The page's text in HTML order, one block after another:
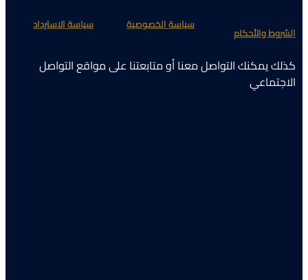
الشروط والأحكام
سياسة الخصوصية​ سياسة الاسترداد​
كذلك يمكنك التواصل معنا أو متابعتنا على مواقع التواصل
الاجتماعي